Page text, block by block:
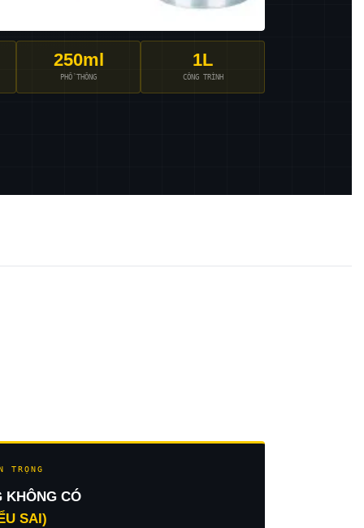
250ml
PHỔ THÔNG
1L
CÔNG TRÌNH
TRỌNG
KHÔNG CÓ
SAI)